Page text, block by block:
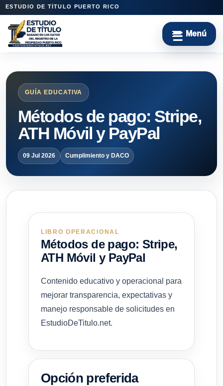
ESTUDIO DE TÍTULO PUERTO RICO
GUÍA EDUCATIVA
Métodos de pago: Stripe,
ATH Móvil y PayPal
09 Jul 2026 Cumplimiento y DACO
LIBRO OPERACIONAL
Métodos de pago: Stripe,
ATH Móvil y PayPal
Contenido educativo y operacional para
mejorar transparencia, expectativas y
manejo responsable de solicitudes en
EstudioDeTitulo.net.
Opción preferida